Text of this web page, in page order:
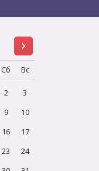
Сб Вс
2
3
9
10
16
17
23
24